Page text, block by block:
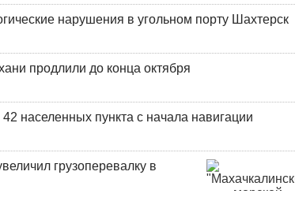
нарушения в угольном порту Шахтерск
продлили до конца октября
населенных пункта с начала навигации
грузоперевалку в